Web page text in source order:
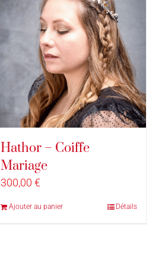
Hathor – Coiffe
Mariage
300,00 €
Ajouter au panier Détails